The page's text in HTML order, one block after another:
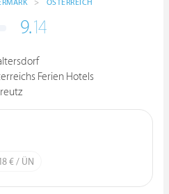
> ÖSTERREICH
9.14
Ferien Hotels
€ / ÜN